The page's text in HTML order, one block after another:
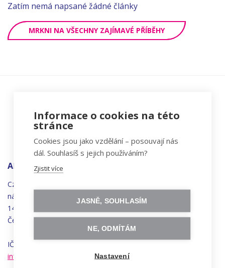
Zatím nemá napsané žádné články
MRKNI NA VŠECHNY ZAJÍMAVÉ PŘÍBĚHY
ADRESA
Czechitas, z.ú.
náměstí
Synků 1748/17
140 00 Praha 4 - Nusle
Česká republika
IČO 22834958 | DIČ CZ22834958
info@czechitas.cz
Informace o cookies na této
stránce
Cookies jsou jako vzdělání – posouvají nás
dál. Souhlasíš s jejich používáním?
Zjistit více
JASNĚ, SOUHLASÍM
NE, ODMÍTÁM
Nastavení